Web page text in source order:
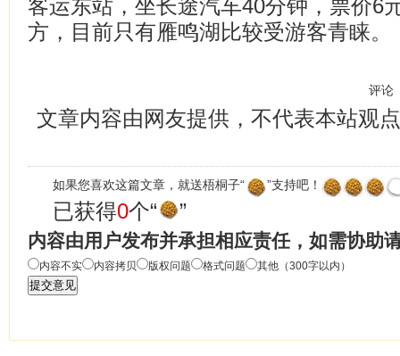
客运东站，坐长途汽车40分钟，票价6
方，目前只有雁鸣湖比较受游客青睐。
评论
文章内容由网友提供，不代表本站观点
如果您喜欢这篇文章，就送梧桐子“ ”支持吧！
已获得0个“ ”
内容由用户发布并承担相应责任，如需协助
内容不实 内容拷贝 版权问题 格式问题 其他（300字以内）